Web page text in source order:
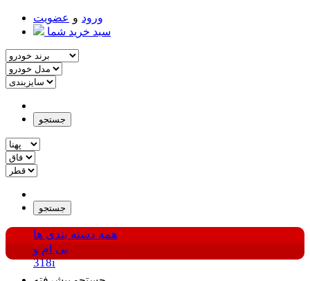
ورود و عضویت
سبد خرید شما
جستجو
جستجو
همه دسته بندی ها
بی ام و
318i